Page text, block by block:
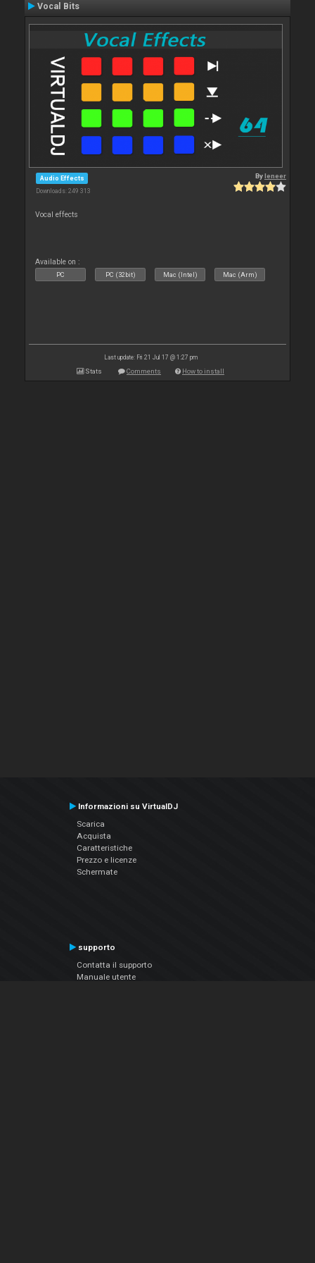
Vocal Bits
Audio Effects
Downloads: 249 313
Byleneer
Vocal effects
Available on :
PC PC (32bit) Mac (Intel) Mac (Arm)
Last update: Fri 21 Jul 17 @ 1:27 pm
Stats Comments How to install
Informazioni su VirtualDJ
Scarica
Acquista
Caratteristiche
Prezzo e licenze
Schermate
supporto
Contatta il supporto
Manuale utente